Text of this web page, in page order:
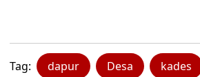
Tag: dapur Desa kades